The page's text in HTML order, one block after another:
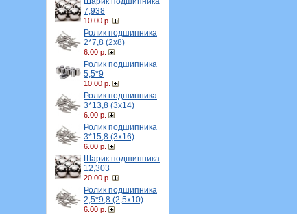
7,938
10.00 р.
Ролик подшипника
2*7,8 (2х8)
6.00 р.
Ролик подшипника
5,5*9
10.00 р.
Ролик подшипника
3*13,8 (3х14)
6.00 р.
Ролик подшипника
3*15,8 (3х16)
6.00 р.
Шарик подшипника
12,303
20.00 р.
Ролик подшипника
2,5*9,8 (2,5х10)
6.00 р.